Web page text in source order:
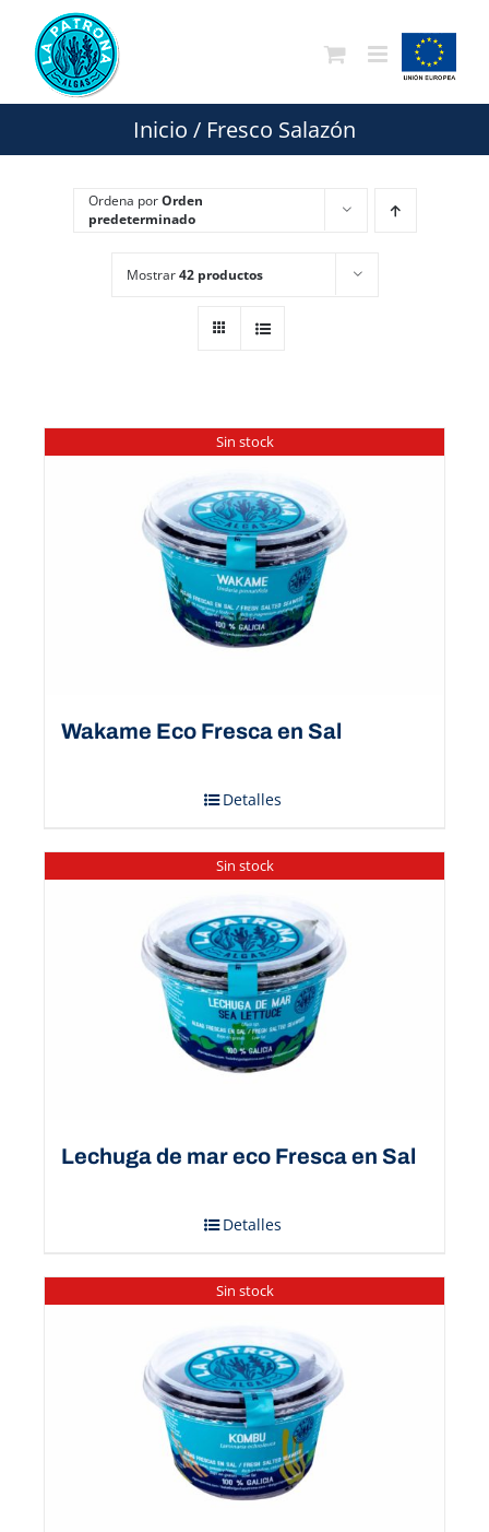
contenido
Inicio / Fresco Salazón
Ordena porOrden
predeterminado
Mostrar42 productos
Sin stock
Wakame Eco Fresca en Sal
Detalles
Sin stock
Lechuga de mar eco Fresca en Sal
Detalles
Sin stock